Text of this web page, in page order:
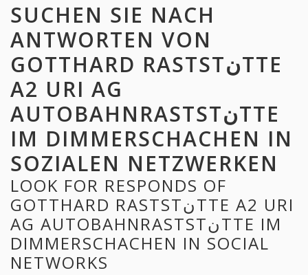
SUCHEN SIE NACH
ANTWORTEN VON
GOTTHARD RASTSTنTTE
A2 URI AG
AUTOBAHNRASTSTنTTE
IM DIMMERSCHACHEN IN
SOZIALEN NETZWERKEN
LOOK FOR RESPONDS OF
GOTTHARD RASTSTنTTE A2 URI
AG AUTOBAHNRASTSTنTTE IM
DIMMERSCHACHEN IN SOCIAL
NETWORKS